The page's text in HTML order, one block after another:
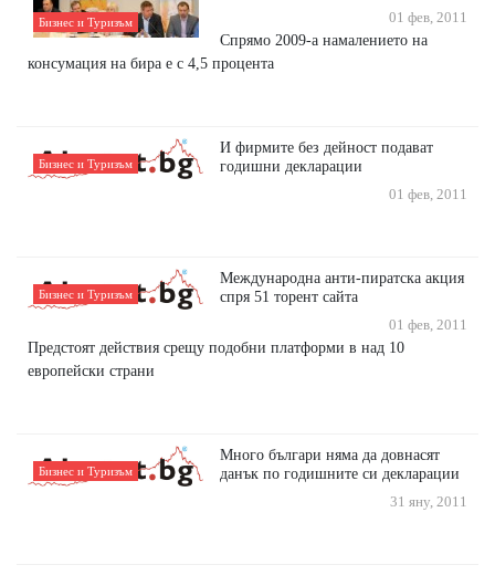
Бизнес и Туризъм 01 фев, 2011
Спрямо 2009-а намалението на
консумация на бира е с 4,5 процента
Бизнес и Туризъм
И фирмите без дейност подават
годишни декларации
01 фев, 2011
Бизнес и Туризъм
Международна анти-пиратска акция
спря 51 торент сайта
01 фев, 2011
Предстоят действия срещу подобни платформи в над 10
европейски страни
Бизнес и Туризъм
Много българи няма да довнасят
данък по годишните си декларации
31 яну, 2011